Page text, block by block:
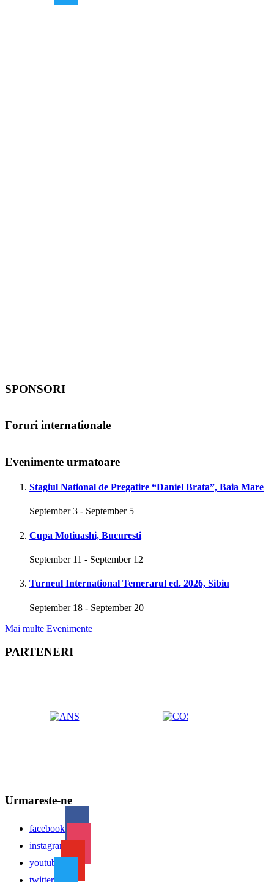
SPONSORI
Foruri internationale
Evenimente urmatoare
Stagiul National de Pregatire “Daniel Brata”, Baia Mare
September 3 - September 5
Cupa Motiuashi, Bucuresti
September 11 - September 12
Turneul International Temerarul ed. 2026, Sibiu
September 18 - September 20
Mai multe Evenimente
PARTENERI
Urmareste-ne
facebook
instagram
youtube